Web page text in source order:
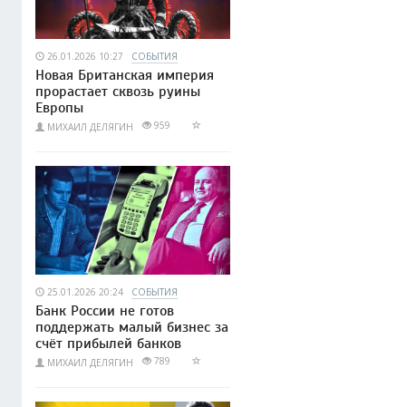
26.01.2026 10:27 СОБЫТИЯ
Новая Британская империя
прорастает сквозь руины
Европы
МИХАИЛ ДЕЛЯГИН 959
25.01.2026 20:24 СОБЫТИЯ
Банк России не готов
поддержать малый бизнес за
счёт прибылей банков
МИХАИЛ ДЕЛЯГИН 789